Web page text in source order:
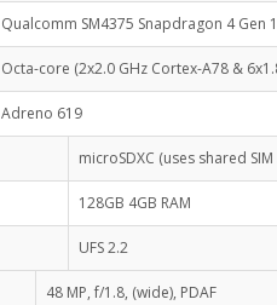
Qualcomm SM4375 Snapdragon 4 Gen
Octa-core (2x2.0 GHz Cortex-A78 &
Adreno 619
microSDXC (uses shared
128GB 4GB RAM
UFS 2.2
48 MP, f/1.8, (wide), PDAF